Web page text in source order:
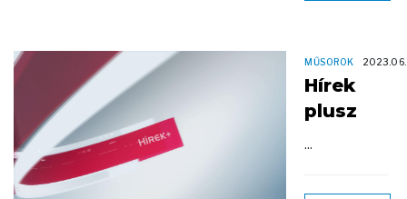
MŰSOROK
Hírek
plusz
...